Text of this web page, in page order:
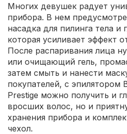
Многих девушек радует
прибора. В нем
насадка для пилинга тела и
которая усиливает эффект
После распаривания лица
или очищающий гель,
затем смыть и нанести
покупателей, с эпилятором
Prestige можно получить и
вросших волос, но и
хранения прибора и
чехол.